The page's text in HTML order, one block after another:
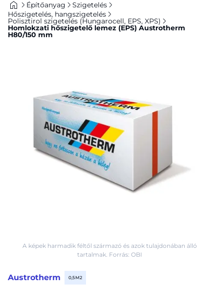
Építőanyag
Szigetelés
Hőszigetelés, hangszigetelés
Polisztirol szigetelés (Hungarocell, EPS, XPS)
Homlokzati hőszigetelő lemez (EPS) Austrotherm
H80/150 mm
Austrotherm 0,5 M2
A képek harmadik féltől származó és azok tulajdonában álló
tartalmak. Forrás: OBI